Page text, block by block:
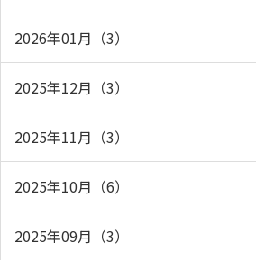
2026年01月（3）
2025年12月（3）
2025年11月（3）
2025年10月（6）
2025年09月（3）